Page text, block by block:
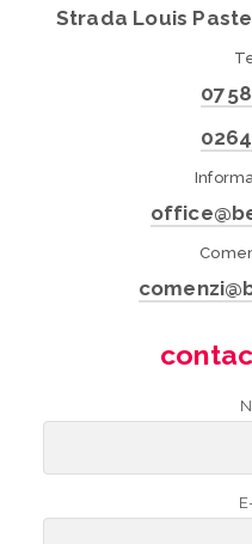
Strada Louis